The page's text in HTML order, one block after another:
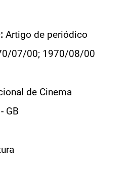
Artigo de periódico
07/00; 1970/08/00
de Cinema
GB